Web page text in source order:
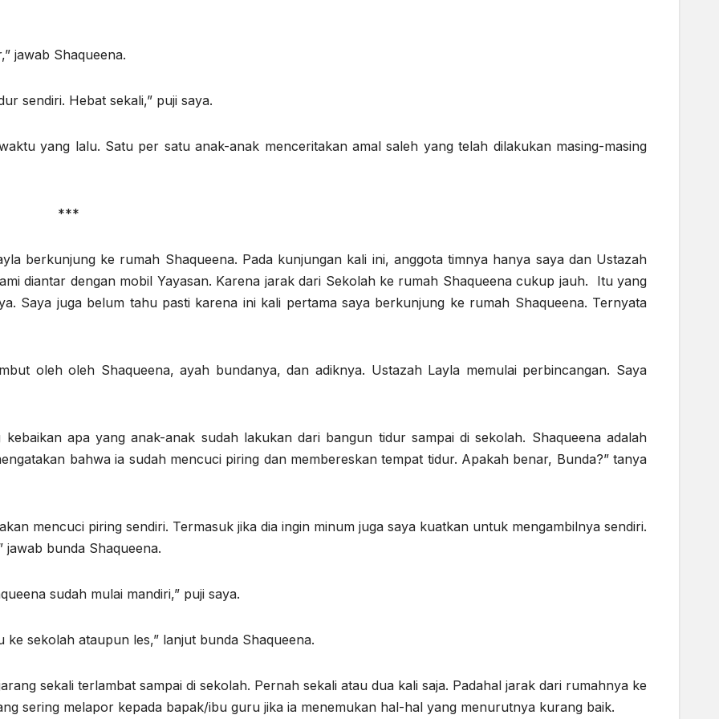
jawab Shaqueena.
sendiri. Hebat sekali,” puji saya.
yang lalu. Satu per satu anak-anak menceritakan amal saleh yang telah dilakukan masing-masing
berkunjung ke rumah Shaqueena. Pada kunjungan kali ini, anggota timnya hanya saya dan Ustazah
diantar dengan mobil Yayasan. Karena jarak dari Sekolah ke rumah Shaqueena cukup jauh. Itu yang
Saya juga belum tahu pasti karena ini kali pertama saya berkunjung ke rumah Shaqueena. Ternyata
oleh oleh Shaqueena, ayah bundanya, dan adiknya. Ustazah Layla memulai perbincangan. Saya
apa yang anak-anak sudah lakukan dari bangun tidur sampai di sekolah. Shaqueena adalah
bahwa ia sudah mencuci piring dan membereskan tempat tidur. Apakah benar, Bunda?” tanya
mencuci piring sendiri. Termasuk jika dia ingin minum juga saya kuatkan untuk mengambilnya sendiri.
jawab bunda Shaqueena.
sudah mulai mandiri,” puji saya.
sekolah ataupun les,” lanjut bunda Shaqueena.
sekali terlambat sampai di sekolah. Pernah sekali atau dua kali saja. Padahal jarak dari rumahnya ke
sering melapor kepada bapak/ibu guru jika ia menemukan hal-hal yang menurutnya kurang baik.